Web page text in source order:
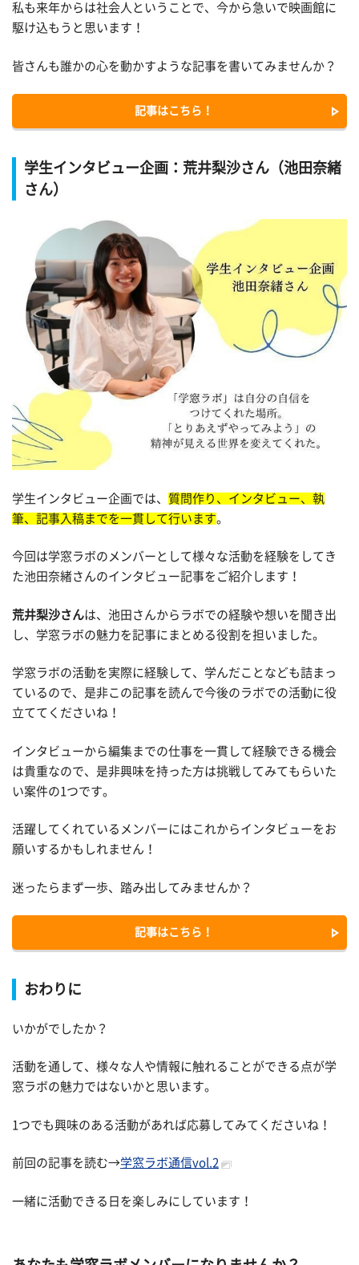
私も来年からは社会人ということで、今から急いで映画館に
駆け込もうと思います！
皆さんも誰かの心を動かすような記事を書いてみませんか？
記事はこちら！
学生インタビュー企画：荒井梨沙さん（池田奈緒
さん）
学生インタビュー企画では、 質問作り、インタビュー、執
筆、記事入稿までを一貫して行います。
今回は学窓ラボのメンバーとして様々な活動を経験をしてき
た池田奈緒さんのインタビュー記事をご紹介します！
荒井梨沙さんは、池田さんからラボでの経験や想いを聞き出
し、学窓ラボの魅力を記事にまとめる役割を担いました。
学窓ラボの活動を実際に経験して、学んだことなども詰まっ
ているので、是非この記事を読んで今後のラボでの活動に役
立ててくださいね！
インタビューから編集までの仕事を一貫して経験できる機会
は貴重なので、是非興味を持った方は挑戦してみてもらいた
い案件の1つです。
活躍してくれているメンバーにはこれからインタビューをお
願いするかもしれません！
迷ったらまず一歩、踏み出してみませんか？
記事はこちら！
おわりに
いかがでしたか？
活動を通して、様々な人や情報に触れることができる点が学
窓ラボの魅力ではないかと思います。
1つでも興味のある活動があれば応募してみてくださいね！
前回の記事を読む→学窓ラボ通信vol.2
一緒に活動できる日を楽しみにしています！